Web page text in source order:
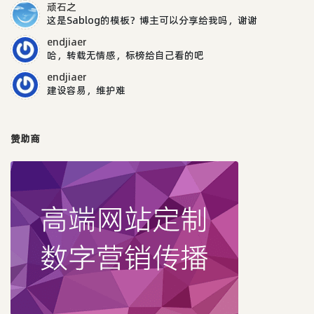
顽石之
这是Sablog的模板？博主可以分享给我吗，谢谢
endjiaer
哈，转载无情感，标榜给自己看的吧
endjiaer
建设容易，维护难
赞助商